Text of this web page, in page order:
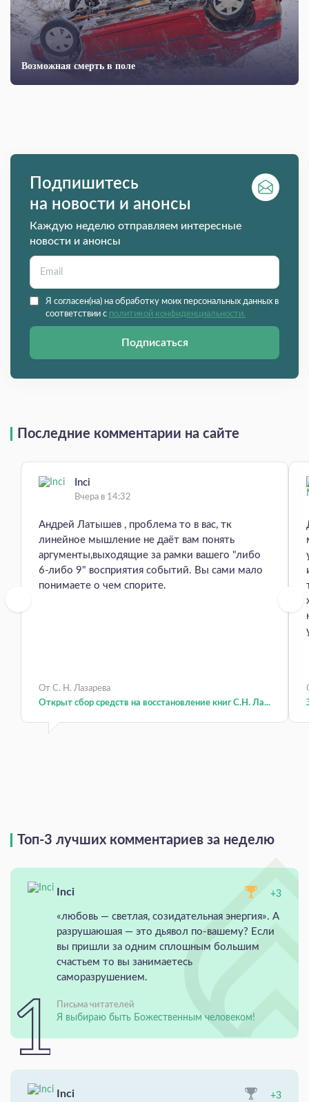
Возможная смерть в поле
Подпишитесь
на новости и анонсы
Каждую неделю отправляем интересные
новости и анонсы
Я согласен(на) на обработку моих персональных данных в
соответствии с политикой конфиденциальности.
Подписаться
Последние комментарии на сайте
Inci
Вчера в 14:32
Андрей Латышев , проблема то в вас, тк
линейное мышление не даёт вам понять
аргументы,выходящие за рамки вашего "либо
6-либо 9" восприятия событий. Вы сами мало
понимаете о чем спорите.
От С. Н. Лазарева
Открыт сбор средств на восстановление книг С.Н. Ла...
Топ-3 лучших комментариев за неделю
Inci +3
«любовь — светлая, созидательная энергия». А
разрушаюшая — это дьявол по-вашему? Если
вы пришли за одним сплошным большим
счастьем то вы занимаетесь
саморазрушением.
Письма читателей
Я выбираю быть Божественным человеком!
Inci +3